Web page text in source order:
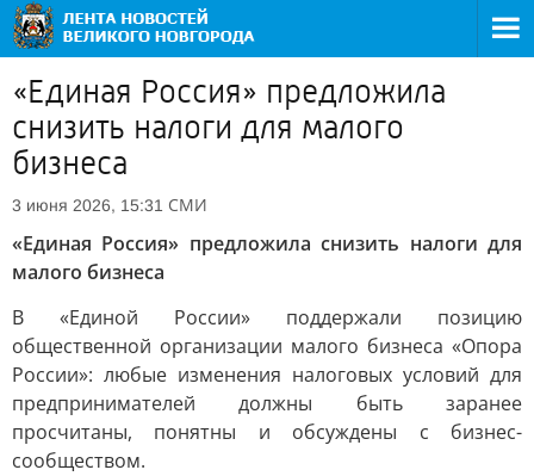
«Единая Россия» предложила
снизить налоги для малого
бизнеса
3 июня 2026, 15:31 СМИ
«Единая Россия» предложила снизить налоги для
малого бизнеса
В «Единой России» поддержали позицию
общественной организации малого бизнеса «Опора
России»: любые изменения налоговых условий для
предпринимателей должны быть заранее
просчитаны, понятны и обсуждены с бизнес-
сообществом.